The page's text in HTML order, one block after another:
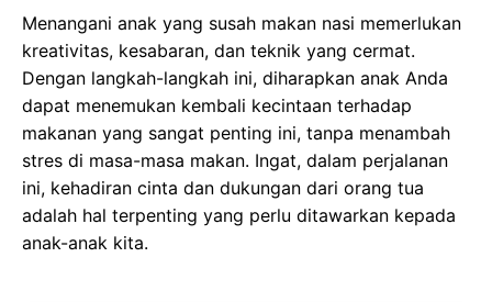
Menangani anak yang susah makan nasi memerlukan
kreativitas, kesabaran, dan teknik yang cermat.
Dengan langkah-langkah ini, diharapkan anak Anda
dapat menemukan kembali kecintaan terhadap
makanan yang sangat penting ini, tanpa menambah
stres di masa-masa makan. Ingat, dalam perjalanan
ini, kehadiran cinta dan dukungan dari orang tua
adalah hal terpenting yang perlu ditawarkan kepada
anak-anak kita.